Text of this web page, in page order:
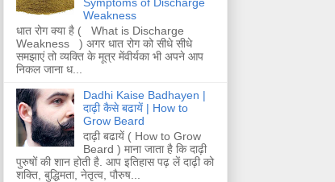
Weakness
धात रोग क्या है ( What is Discharge
Weakness ) अगर धात रोग को सीधे सीधे
समझाएं तो व्यक्ति के मूत्र मेंवीर्यका भी अपने आप
निकल जाना ध...
Dadhi Kaise Badhayen |
दाढ़ी कैसे बढायें | How to
Grow Beard
दाढ़ी बढायें ( How to Grow
Beard ) माना जाता है कि दाढ़ी
पुरुषों की शान होती है. आप इतिहास पढ़ लें दाढ़ी को
शक्ति, बुद्धिमता, नेतृत्व, पौरुष...